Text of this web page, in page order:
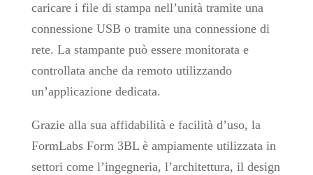
caricare i file di stampa nell’unità tramite una
connessione USB o tramite una connessione di
rete. La stampante può essere monitorata e
controllata anche da remoto utilizzando
un’applicazione dedicata.
Grazie alla sua affidabilità e facilità d’uso, la
FormLabs Form 3BL è ampiamente utilizzata in
settori come l’ingegneria, l’architettura, il design